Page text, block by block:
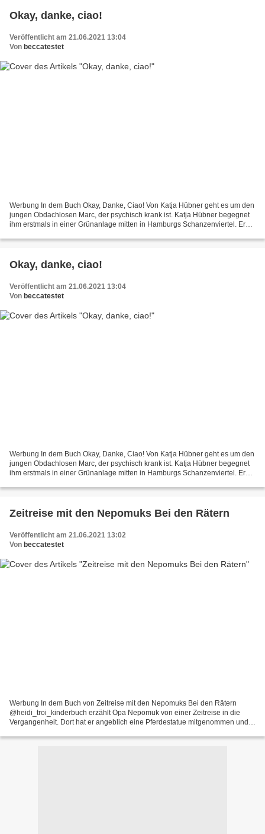
Okay, danke, ciao!
Veröffentlicht am 21.06.2021 13:04
Von beccatestet
Werbung In dem Buch Okay, Danke, Ciao! Von Katja Hübner geht es um den
jungen Obdachlosen Marc, der psychisch krank ist. Katja Hübner begegnet
ihm erstmals in einer Grünanlage mitten in Hamburgs Schanzenviertel. Er
Okay, danke, ciao!
Veröffentlicht am 21.06.2021 13:04
Von beccatestet
Werbung In dem Buch Okay, Danke, Ciao! Von Katja Hübner geht es um den
jungen Obdachlosen Marc, der psychisch krank ist. Katja Hübner begegnet
ihm erstmals in einer Grünanlage mitten in Hamburgs Schanzenviertel. Er
Zeitreise mit den Nepomuks Bei den Rätern
Veröffentlicht am 21.06.2021 13:02
Von beccatestet
Werbung In dem Buch von Zeitreise mit den Nepomuks Bei den Rätern
@heidi_troi_kinderbuch erzählt Opa Nepomuk von einer Zeitreise in die
Vergangenheit. Dort hat er angeblich eine Pferdestatue mitgenommen und